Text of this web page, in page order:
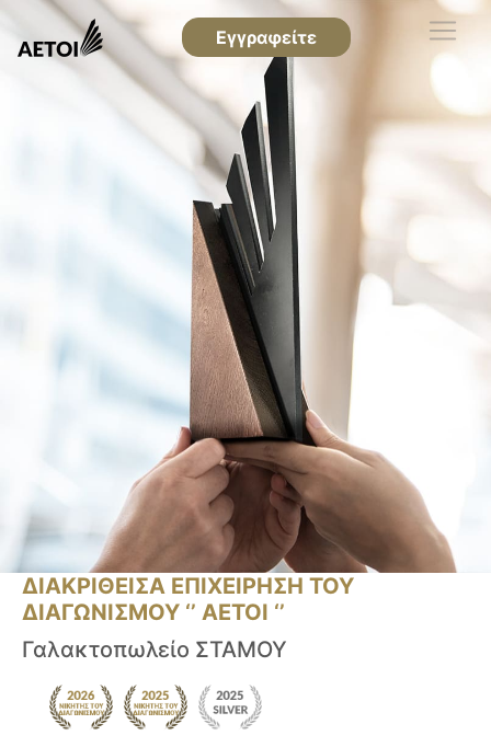
Εγγραφείτε
ΔΙΑΚΡΙΘΕΙΣΑ ΕΠΙΧΕΙΡΗΣΗ ΤΟΥ
ΔΙΑΓΩΝΙΣΜΟΥ ‘’ ΑΕΤΟΙ ‘’
Γαλακτοπωλείο ΣΤΑΜΟΥ